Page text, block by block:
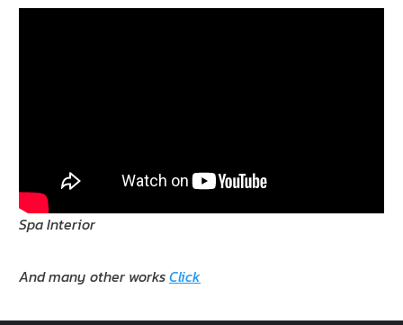
Spa Interior
And many other worksClick